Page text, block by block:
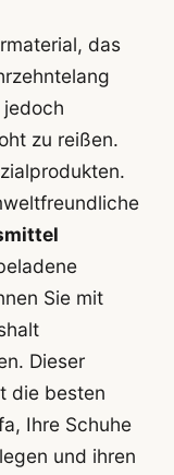
das
zu reißen.
Sie mit
Dieser
die besten
Ihre Schuhe
und ihren